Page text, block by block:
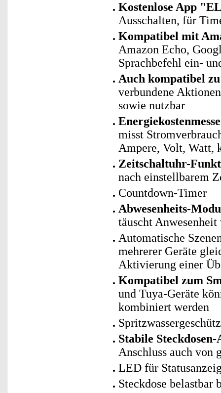
Kostenlose App
Ausschalten, für
Kompatibel mit
Amazon Echo,
Sprachbefehl ein-
Auch kompatibel
verbundene
sowie nutzbar
misst
Ampere, Volt, Watt,
Zeitschaltuhr-
nach einstellbarem
Countdown-Timer
Abwesenheits-
täuscht Anwesenheit
Automatische
mehrerer Geräte
Aktivierung einer
Kompatibel zum
und Tuya-Geräte
kombiniert werden
Stabile
Anschluss auch von
LED für
Steckdose belastbar